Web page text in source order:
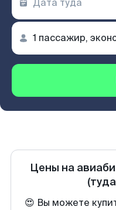
Цены на
😍 Вы можете